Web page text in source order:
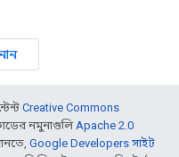
Creative Commons
নমুনাগুলিApache 2.0
Google Developers সাইট